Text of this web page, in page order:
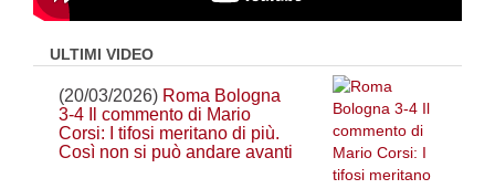
ULTIMI VIDEO
(20/03/2026) Roma Bologna
3-4 Il commento di Mario
Corsi: I tifosi meritano di più.
Così non si può andare avanti